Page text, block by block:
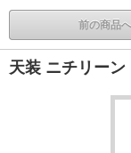
前の商品へ
天装 ニチリー